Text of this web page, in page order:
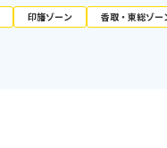
印旛ゾーン 香取・東総ゾー